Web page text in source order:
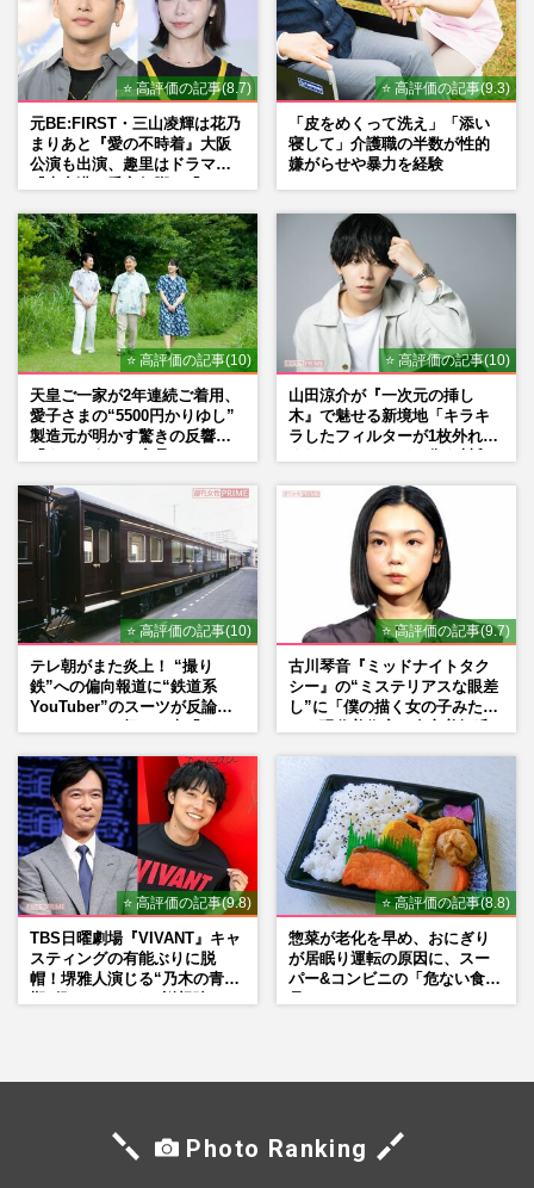
⭐ 高評価の記事(8.7)
元BE:FIRST・三山凌輝は花乃
まりあと『愛の不時着』大阪
公演も出演、趣里はドラマ
⭐ 高評価の記事(9.3)
「皮をめくって洗え」「添い
寝して」介護職の半数が性的
嫌がらせや暴力を経験
⭐ 高評価の記事(10)
天皇ご一家が2年連続ご着用、
愛子さまの“5500円かりゆし”
製造元が明かす驚きの反響
⭐ 高評価の記事(10)
山田涼介が『一次元の挿し
木』で魅せる新境地「キラキ
ラしたフィルターが1枚外れて
⭐ 高評価の記事(10)
テレ朝がまた炎上！ “撮り
鉄”への偏向報道に“鉄道系
YouTuber”のスーツが反論
は？」
⭐ 高評価の記事(9.7)
古川琴音『ミッドナイトタク
シー』の“ミステリアスな眼差
し”に「僕の描く女の子みた
⭐ 高評価の記事(9.8)
TBS日曜劇場『VIVANT』キャ
スティングの有能ぶりに脱
帽！堺雅人演じる“乃木の青年
⭐ 高評価の記事(8.8)
惣菜が老化を早め、おにぎり
が居眠り運転の原因に、スー
パー&コンビニの「危ない食
Photo Ranking